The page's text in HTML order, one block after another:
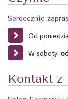
Serdecznie
Od
W soboty:
Kontakt z